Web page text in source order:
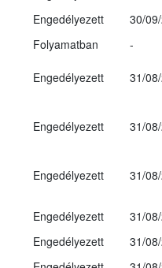
Engedélyezett
30/
Folyamatban
-
Engedélyezett 31/
Engedélyezett 31/
Engedélyezett 31/
Engedélyezett
31/
Engedélyezett
31/